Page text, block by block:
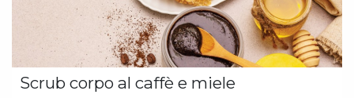
Scrub corpo al caffè e miele